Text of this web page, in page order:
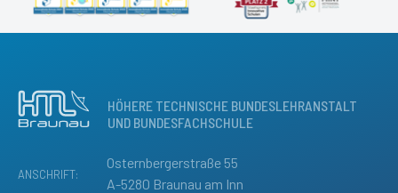
HÖHERE TECHNISCHE BUNDESLEHRANSTALT
UND BUNDESFACHSCHULE
ANSCHRIFT:
Osternbergerstraße 55
A-5280 Braunau am Inn